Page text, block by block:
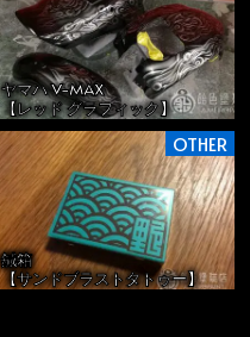
ヤマハ V-MAX
【レッド グラフィック】
OTHER
鍼箱
【サンドブラストタトゥー】